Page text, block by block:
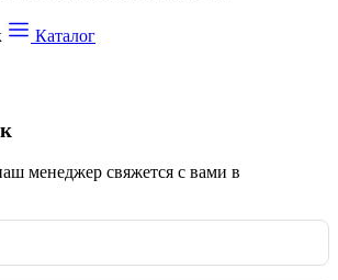
Каталог
менеджер свяжется с вами в